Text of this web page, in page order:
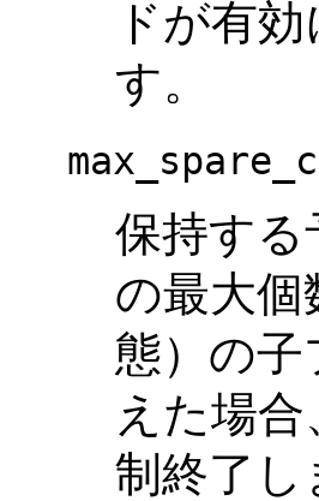
ドが有
す。
保持する
の最大
態）の
えた場合
制終了し